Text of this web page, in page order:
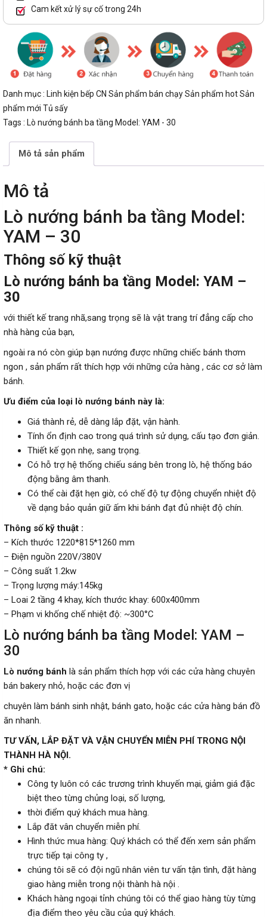
Cam kết xử lý sự cố trong 24h
Danh mục : Linh kiện bếp CN Sản phẩm bán chạySản phẩm hotSản
phẩm mới Tủ sấy
Tags : Lò nướng bánh ba tầng Model: YAM - 30
Mô tả sản phẩm
Mô tả
Lò nướng bánh ba tầng Model:
YAM – 30
Thông số kỹ thuật
Lò nướng bánh ba tầng Model: YAM –
30
với thiết kế trang nhã,sang trọng sẽ là vật trang trí đẳng cấp cho
nhà hàng của bạn,
ngoài ra nó còn giúp bạn nướng được những chiếc bánh thơm
ngon , sản phẩm rất thích hợp với những cửa hàng , các cơ sở làm
bánh.
Ưu điểm của loại lò nướng bánh này là:
Giá thành rẻ, dễ dàng lắp đặt, vận hành.
Tính ổn định cao trong quá trình sử dụng, cấu tạo đơn giản.
Thiết kế gọn nhẹ, sang trọng.
Có hỗ trợ hệ thống chiếu sáng bên trong lò, hệ thống báo
động bằng âm thanh.
Có thể cài đặt hẹn giờ, có chế độ tự động chuyển nhiệt độ
về dạng bảo quản giữ ấm khi bánh đạt đủ nhiệt độ chín.
Thông số kỹ thuật :
– Kích thước 1220*815*1260 mm
– Điện nguồn 220V/380V
– Công suất 1.2kw
– Trọng lượng máy:145kg
– Loai 2 tầng 4 khay, kích thước khay: 600x400mm
– Phạm vi khống chế nhiệt độ: ~300°C
Lò nướng bánh ba tầng Model: YAM –
30
Lò nướng bánh là sản phẩm thích hợp với các cửa hàng chuyên
bán bakery nhỏ, hoặc các đơn vị
chuyên làm bánh sinh nhật, bánh gato, hoặc các cửa hàng bán đồ
ăn nhanh.
TƯ VẤN, LẮP ĐẶT VÀ VẬN CHUYỂN MIỄN PHÍ TRONG NỘI
THÀNH HÀ NỘI.
* Ghi chú:
Công ty luôn có các trương trình khuyến mại, giảm giá đặc
biệt theo từng chủng loại, số lượng,
thời điểm quý khách mua hàng.
Lắp đăt vân chuyển miễn phí.
Hình thức mua hàng: Quý khách có thể đến xem sản phẩm
trực tiếp tại công ty ,
chúng tôi sẽ có đội ngũ nhân viên tư vấn tận tình, đặt hàng
giao hàng miễn trong nội thành hà nội .
Khách hàng ngoại tỉnh chúng tôi có thể giao hàng tùy từng
địa điểm theo yêu cầu của quý khách.